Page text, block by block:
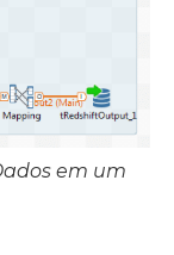
em um